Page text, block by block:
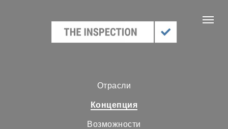
Отрасли
Концепция
Возможности